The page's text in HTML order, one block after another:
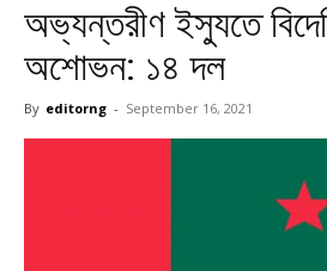
অভ্যন্তরীণ ইস্যুতে
অশোভন: ১৪ দল
By editorng - September 16, 2021